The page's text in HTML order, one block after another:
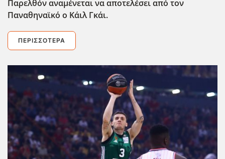
Παρελθόν αναμένεται να αποτελέσει από τον
Παναθηναϊκό ο Κάιλ Γκάι.
ΠΕΡΙΣΣΌΤΕΡΑ